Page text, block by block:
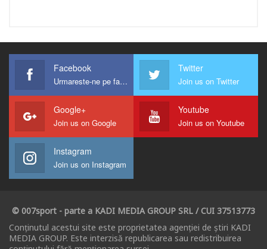
Facebook
Urmareste-ne pe facebook !
Twitter
Join us on Twitter
Google+
Join us on Google
Youtube
Join us on Youtube
Instagram
Join us on Instagram
© 007sport - parte a KADI MEDIA GROUP SRL / CUI 37513773
Conținutul acestui site este proprietatea agenției de știri KADI
MEDIA GROUP. Este interzisă republicarea sau redistribuirea